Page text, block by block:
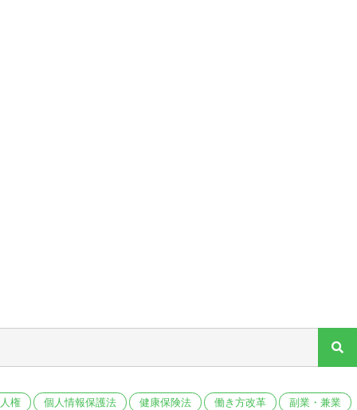
人権 個人情報保護法 健康保険法 働き方改革 副業・兼業